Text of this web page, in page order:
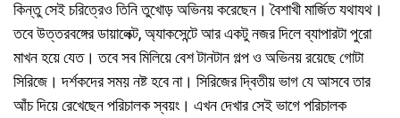
কিন্তু সেই চরিত্রেও তিনি তুখোড় অভিনয় করেছেন। বৈশাখী মার্জিত যথাযথ।
তবে উত্তরবঙ্গের ডায়ালেক্ট, অ্যাকসেন্টে আর একটু নজর দিলে ব্যাপারটা পুরো
মাখন হয়ে যেত। তবে সব মিলিয়ে বেশ টানটান গল্প ও অভিনয় রয়েছে গোটা
সিরিজে। দর্শকদের সময় নষ্ট হবে না। সিরিজের দ্বিতীয় ভাগ যে আসবে তার
আঁচ দিয়ে রেখেছেন পরিচালক স্বয়ং। এখন দেখার সেই ভাগে পরিচালক